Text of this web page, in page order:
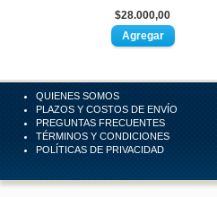
$28.000,00
QUIENES SOMOS
PLAZOS Y COSTOS DE ENVÍO
PREGUNTAS FRECUENTES
TÉRMINOS Y CONDICIONES
POLÍTICAS DE PRIVACIDAD